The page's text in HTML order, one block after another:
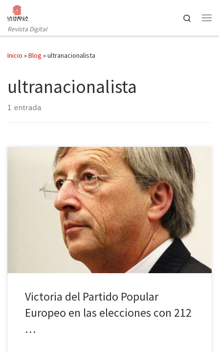
Saltar al contenido
Revista Digital
Search
Inicio »Blog »ultranacionalista
ultranacionalista
1 entrada
El Partido Popular Europeo ha conseguido imponerse en el
Parlamento este domingo 25 de mayo seguido del Partido
Socialista con 186 escaños. Tras ellos, el Grupo Liberal ha
conseguido 70 y los Verdes 55. La izquierda radical ha ganado
terreno con 47 diputados. En España con un 98% de los votos […]
Victoria del Partido Popular
Europeo en las elecciones con 212
…